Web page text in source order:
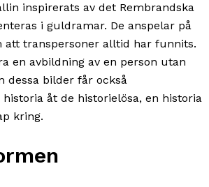
inspirerats av det Rembrandska
i guldramar. De anspelar på
att transpersoner alltid har funnits.
en avbildning av en person utan
dessa bilder får också
åt de historielösa, en historia
kring.